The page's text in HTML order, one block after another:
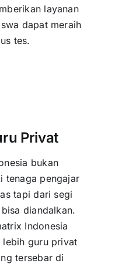
layanan
dapat meraih
tes.
Privat
bukan
tenaga pengajar
tapi dari segi
diandalkan.
Indonesia
guru privat
tersebar di